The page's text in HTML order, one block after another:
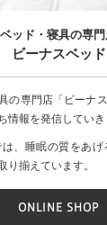
ベッド・寝具の専
ビーナスベッド
の専門店「ビーナ
情報を発信していき
、睡眠の質をあげ
り揃えています。
ONLINE SHOP